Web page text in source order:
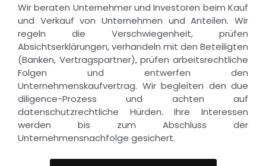
Wir beraten Unternehmer und Investoren beim Kauf
und Verkauf von Unternehmen und Anteilen. Wir
regeln die Verschwiegenheit, prüfen
Absichtserklärungen, verhandeln mit den Beteiligten
(Banken, Vertragspartner), prüfen arbeitsrechtliche
Folgen und entwerfen den
Unternehmenskaufvertrag. Wir begleiten den due
diligence-Prozess und achten auf
datenschutzrechtliche Hürden. Ihre Interessen
werden bis zum Abschluss der
Unternehmensnachfolge gesichert.